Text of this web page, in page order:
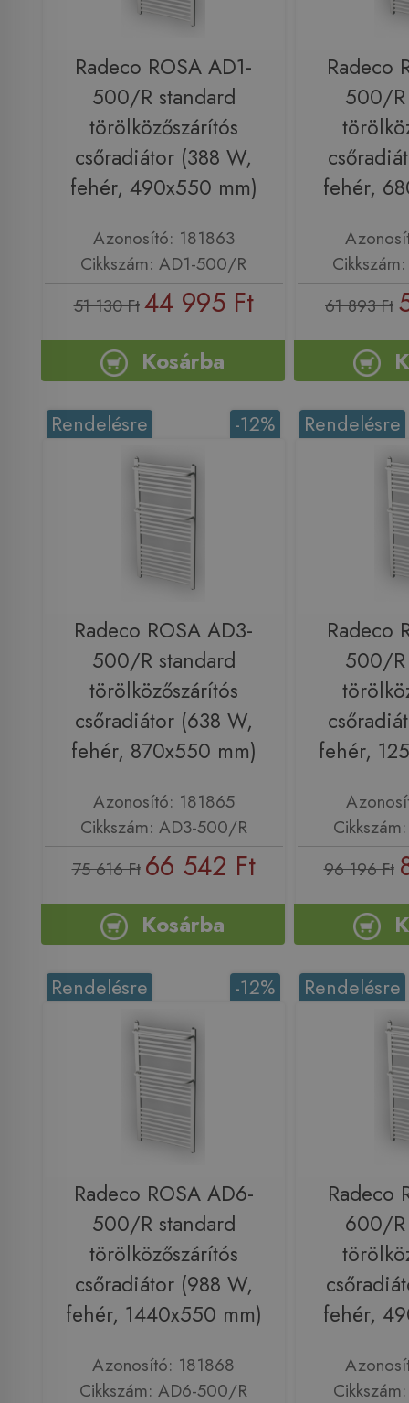
Radeco ROSA AD1-
500/R standard
törölközőszárítós
csőradiátor (388 W,
fehér, 490x550 mm)
Azonosító: 181863
Cikkszám: AD1-500/R
51 130 Ft 44 995 Ft
Kosárba
Radeco
500/R
fehér,
61 893 Ft
-12%
Rendelésre
Radeco ROSA AD3-
500/R standard
törölközőszárítós
csőradiátor (638 W,
fehér, 870x550 mm)
Azonosító: 181865
Cikkszám: AD3-500/R
75 616 Ft 66 542 Ft
Kosárba
Rendelésre
Radeco
500/R
fehér,
96 196 Ft
-12%
Rendelésre
Radeco ROSA AD6-
500/R standard
törölközőszárítós
csőradiátor (988 W,
fehér, 1440x550 mm)
Azonosító: 181868
Cikkszám: AD6-500/R
Rendelésre
Radeco
600/R
fehér,